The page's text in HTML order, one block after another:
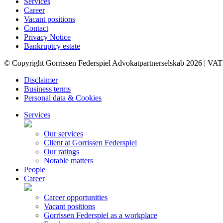
Career
Vacant positions
Contact
Privacy Notice
Bankruptcy estate
© Copyright Gorrissen Federspiel Advokatpartnerselskab 2026 |
Disclaimer
Business terms
Personal data & Cookies
Services
Our services
Client at Gorrissen Federspiel
Our ratings
Notable matters
People
Career
Career opportunities
Vacant positions
Gorrissen Federspiel as a workplace